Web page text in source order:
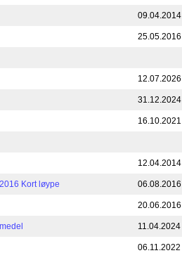
09.04.2014
25.05.2016
12.07.2026
31.12.2024
16.10.2021
12.04.2014
Kort løype 06.08.2016
20.06.2016
11.04.2024
06.11.2022